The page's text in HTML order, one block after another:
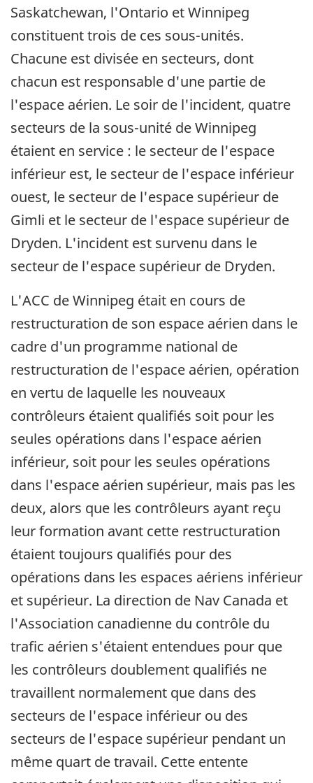
Saskatchewan, l'Ontario et Winnipeg
constituent trois de ces sous-unités.
Chacune est divisée en secteurs, dont
chacun est responsable d'une partie de
l'espace aérien. Le soir de l'incident, quatre
secteurs de la sous-unité de Winnipeg
étaient en service : le secteur de l'espace
inférieur est, le secteur de l'espace inférieur
ouest, le secteur de l'espace supérieur de
Gimli et le secteur de l'espace supérieur de
Dryden. L'incident est survenu dans le
secteur de l'espace supérieur de Dryden.
L'ACC de Winnipeg était en cours de
restructuration de son espace aérien dans le
cadre d'un programme national de
restructuration de l'espace aérien, opération
en vertu de laquelle les nouveaux
contrôleurs étaient qualifiés soit pour les
seules opérations dans l'espace aérien
inférieur, soit pour les seules opérations
dans l'espace aérien supérieur, mais pas les
deux, alors que les contrôleurs ayant reçu
leur formation avant cette restructuration
étaient toujours qualifiés pour des
opérations dans les espaces aériens inférieur
et supérieur. La direction de Nav Canada et
l'Association canadienne du contrôle du
trafic aérien s'étaient entendues pour que
les contrôleurs doublement qualifiés ne
travaillent normalement que dans des
secteurs de l'espace inférieur ou des
secteurs de l'espace supérieur pendant un
même quart de travail. Cette entente